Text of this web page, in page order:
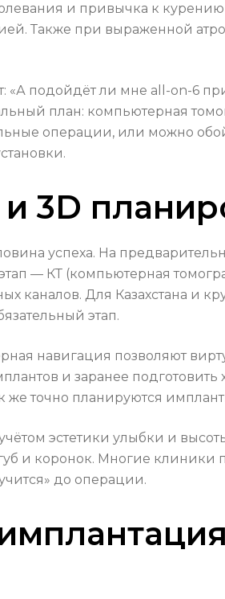
и привычка к курению
Также при выраженной
подойдёт ли мне all-on-6
план: компьютерная
операции, или можно
3D
успеха. На
— КТ (компьютерная
каналов. Для Казахстана и
этап.
навигация позволяют
и заранее
же точно планируются
эстетики улыбки и
и коронок. Многие клиники
до операции.